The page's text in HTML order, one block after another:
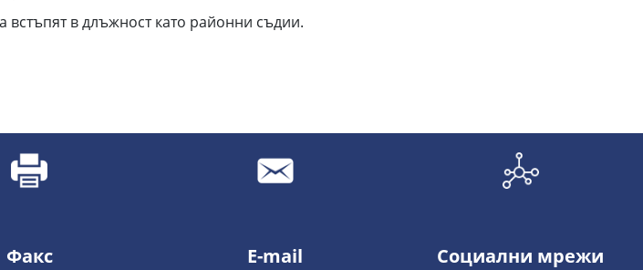
в длъжност като районни съдии.
Факс E-mail Социални мрежи